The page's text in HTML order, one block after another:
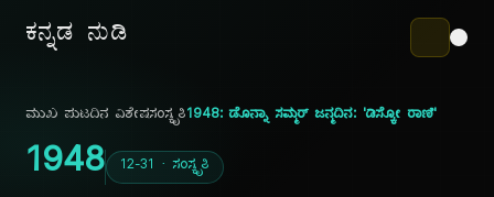
ಕನ್ನಡ ನುಡಿ
ಮುಖ ಪುಟದಿನ ವಿಶೇಷಸಂಸ್ಕೃತಿ1948: ಡೊನ್ನಾ ಸಮ್ಮರ್ ಜನ್ಮದಿನ: 'ಡಿಸ್ಕೋ ರಾಣಿ'
1948 12-31 · ಸಂಸ್ಕೃತಿ